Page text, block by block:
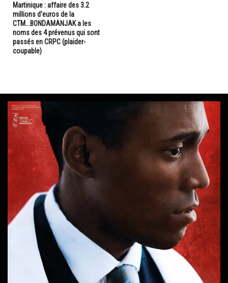
Martinique : affaire des 3.2
millions d'euros de la
CTM...BONDAMANJAK a les
noms des 4 prévenus qui sont
passés en CRPC (plaider-
coupable)